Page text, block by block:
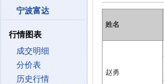
宁波富达
行情图表
成交明细
分价表
历史行情
姓名
赵勇